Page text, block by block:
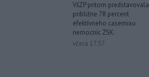
VšZP pritom predstavovala
približne 78 percent
efektívneho casemixu
nemocníc ŽSK.
včera 17:57